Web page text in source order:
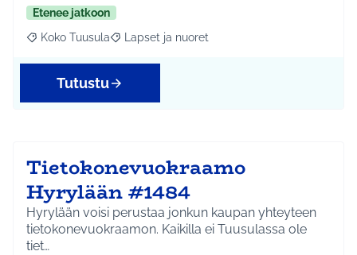
Etenee jatkoon
Rajaa tulokset aihepiirin mukaan: Koko Tuusula
Koko Tuusula Rajaa tulokset teeman mukaan: Lapset ja
Lapset ja nuoret
Tutustu
Tietokonevuokraamo
Hyrylään #1484
Hyrylään voisi perustaa jonkun kaupan yhteyteen
tietokonevuokraamon. Kaikilla ei Tuusulassa ole
tiet…